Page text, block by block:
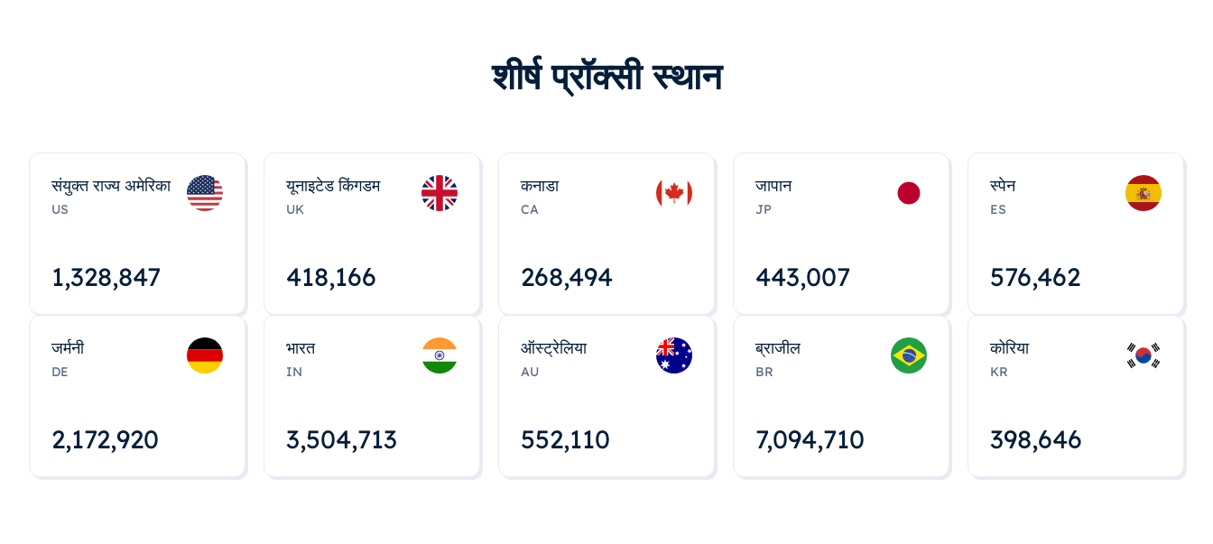
शीर्ष प्रॉक्सी स्थान
संयुक्त राज्य अमेरिका
US
1,328,848
यूनाइटेड किंगडम
UK
418,167
कनाडा
CA
268,495
जापान
JP
443,008
स्पेन
ES
576,463
जर्मनी
DE
2,172,922
भारत
IN
3,504,715
ऑस्ट्रेलिया
AU
552,112
ब्राजील
BR
7,094,712
कोरिया
KR
398,648